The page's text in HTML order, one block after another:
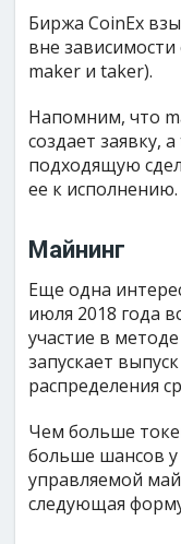
Биржа CoinEx
вне
maker и taker).
Напомним, что
создает заявку,
подходящую
ее к исполнению.
Майнинг
Еще одна
июля 2018 года
участие в
запускает
распределения
Чем больше
больше шансов у
управляемой
следующая